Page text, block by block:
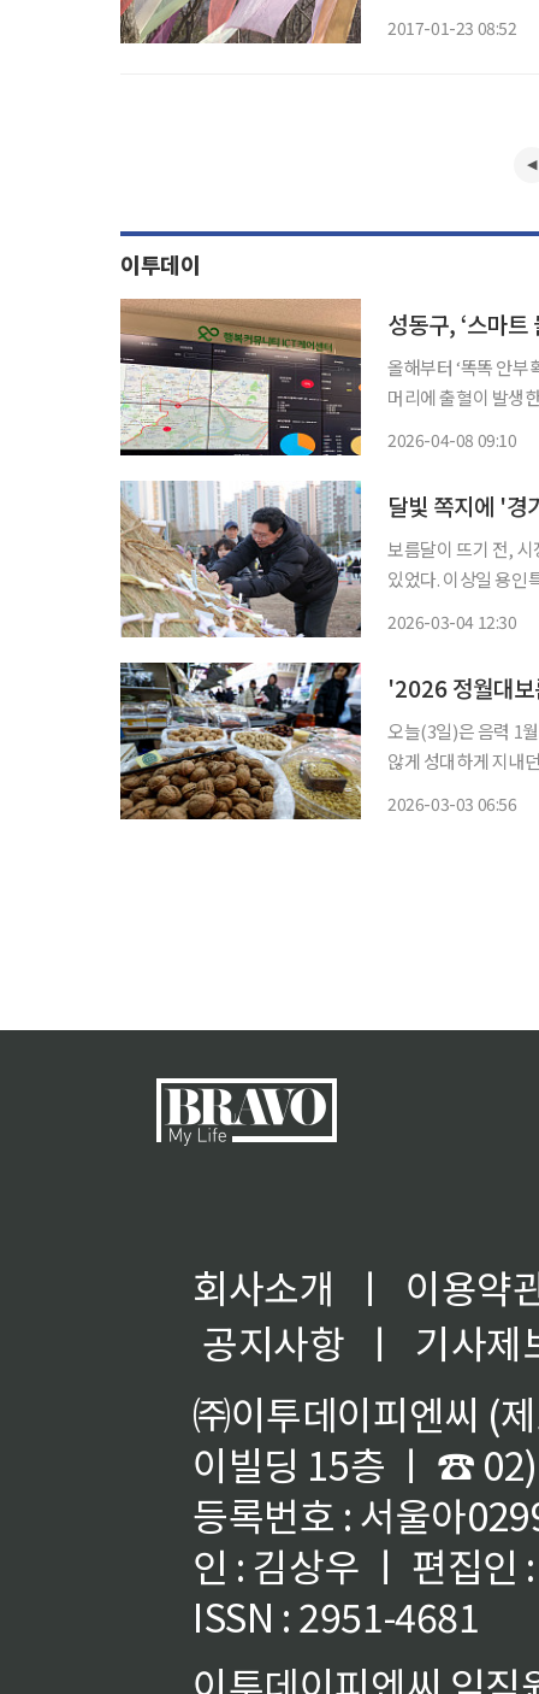
2017-01-23 08:52
이투데이
성동구, ‘스마
올해부터 ‘똑똑 안부확인’ 서
머리에 출혈이 발생
2026-04-08 09:10
보름달이 뜨기 전,
있었다. 이상일 용인특례시장이 3일 저녁 수지구 신봉동 신봉체육공원 달집에 매단 소망쪽지
2026-03-04 12:30
'2026 정월대
오늘(3일)은 음력 1
않게 성대하게 지내
2026-03-03 06:56
회사소개 ㅣ
이용약
공지사항
ㅣ
기사제
㈜이투데이피엔씨 (
이빌딩 15층 ㅣ ☎
등록번호 : 서울아
인 : 김상우 ㅣ 편집인
ISSN : 2951-4681